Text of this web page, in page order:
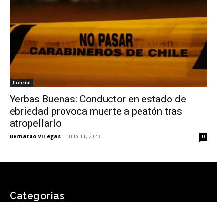
Policial
Yerbas Buenas: Conductor en estado de
ebriedad provoca muerte a peatón tras
atropellarlo
Bernardo Villegas - Julio 11, 2023 0
Categorias